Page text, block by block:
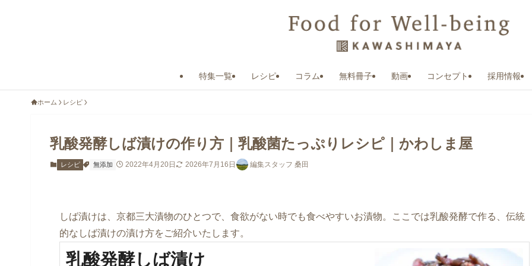
特集一覧 レシピ コラム 無料冊子 動画 コンセプト 採用情報
ホーム レシピ
乳酸発酵しば漬けの作り方｜乳酸菌たっぷりレシピ｜かわしま屋
レシピ 無添加 2022年4月20日 2026年7月16日 編集スタッフ 桑田
しば漬けは、京都三大漬物のひとつで、食欲がない時でも食べやすいお漬物。ここでは乳酸発酵で作る、伝統
的なしば漬けの漬け方をご紹介いたします。
乳酸発酵しば漬け